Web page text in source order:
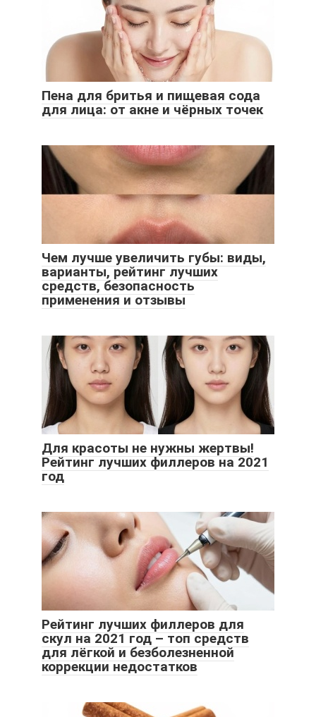
Пена для бритья и пищевая сода
для лица: от акне и чёрных точек
Чем лучше увеличить губы: виды,
варианты, рейтинг лучших
средств, безопасность
применения и отзывы
Для красоты не нужны жертвы!
Рейтинг лучших филлеров на 2021
год
Рейтинг лучших филлеров для
скул на 2021 год – топ средств
для лёгкой и безболезненной
коррекции недостатков